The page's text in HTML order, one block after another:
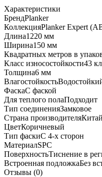
Характеристики
БрендPlanker
КоллекцияPlanker Expert
Длина1220 мм
Ширина150 мм
Квадратных метров в
Класс износостойкости43
Толщина6 мм
Влагостойкость
ФаскаС фаской
Для теплого полаПодходит
Тип соединенияЗамковое
Страна производителяКитай
ЦветКоричневый
Тип фаскиС 4-х сторон
МатериалSPC
ПоверхностьТиснение в
Встроенная подложкаБез
Отзывы (0)